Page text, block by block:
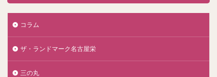
コラム
ザ・ランドマーク名古屋栄
三の丸